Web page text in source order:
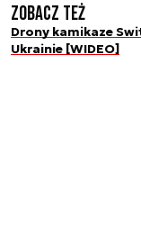
Zobacz też
Drony kamikaze
Ukrainie [WIDEO]